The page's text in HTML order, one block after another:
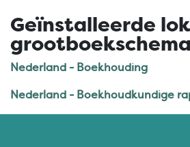
Geïnstalleerde
Nederland - Boekhouding
Nederland - Boekhoudkundige